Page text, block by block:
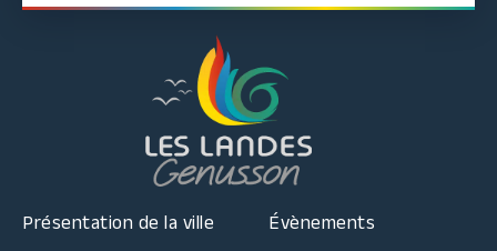
Présentation de la ville Évènements